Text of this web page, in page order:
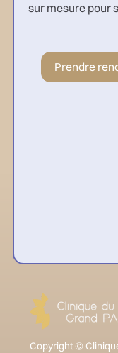
sur mesure pour
Prendre
Copyright ©